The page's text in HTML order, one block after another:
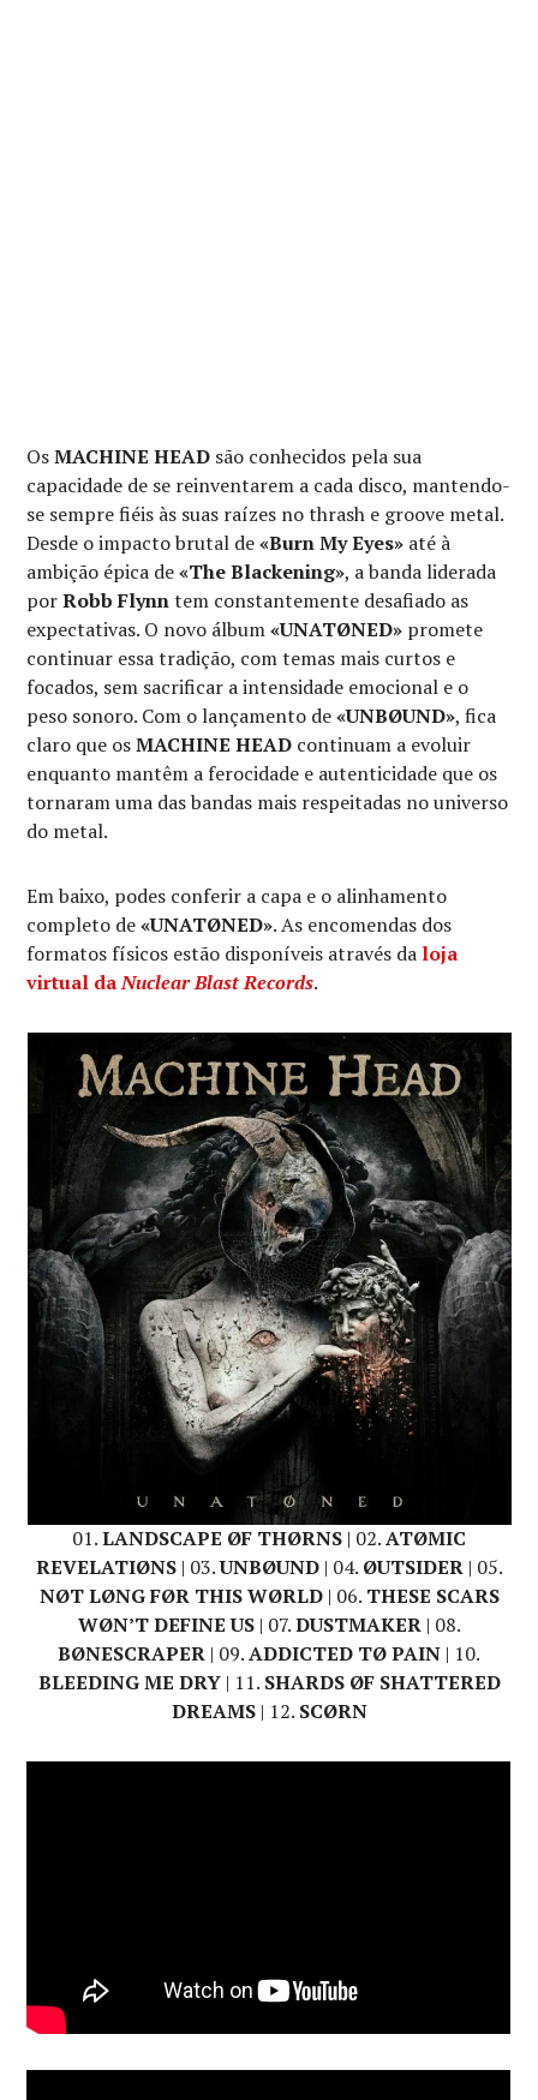
OsMACHINE HEAD são conhecidos pela sua
capacidade de se reinventarem a cada disco, mantendo-
se sempre fiéis às suas raízes no thrash e groove metal.
Desde o impacto brutal de«Burn My Eyes» até à
ambição épica de«The Blackening», a banda liderada
porRobb Flynntem constantemente desafiado as
expectativas. O novo álbum«UNATØNED» promete
continuar essa tradição, com temas mais curtos e
focados, sem sacrificar a intensidade emocional e o
peso sonoro. Com o lançamento de«UNBØUND», fica
claro que osMACHINE HEAD continuam a evoluir
enquanto mantêm a ferocidade e autenticidade que os
tornaram uma das bandas mais respeitadas no universo
do metal.
Em baixo, podes conferir a capa e o alinhamento
completo de«UNATØNED». As encomendas dos
formatos físicos estão disponíveis através da loja
virtual daNuclear Blast Records.
01.LANDSCAPE ØF THØRNS | 02.ATØMIC
REVELATIØNS| 03.UNBØUND| 04. ØUTSIDER| 05.
NØT LØNG FØR THIS WØRLD| 06. THESE SCARS
WØN’T DEFINE US| 07.DUSTMAKER| 08.
BØNESCRAPER | 09.ADDICTED TØ PAIN | 10.
BLEEDING ME DRY| 11. SHARDS ØF SHATTERED
DREAMS| 12. SCØRN